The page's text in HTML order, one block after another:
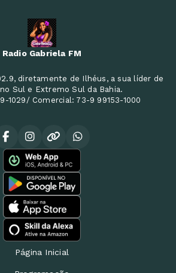
Radio Gabriela FM
diretamente de Ilhéus, a sua líder de
Sul e Extremo Sul da Bahia.
1029/ Comercial: 73-9 99153-1000
Página Inicial